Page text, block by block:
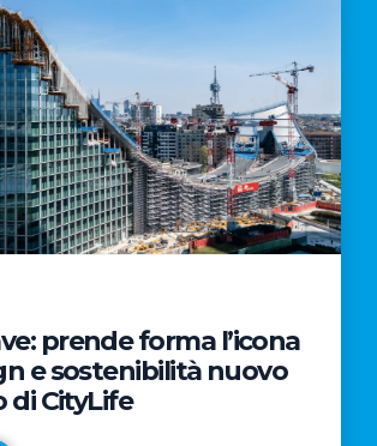
prende forma l’icona
e sostenibilità nuovo
di CityLife
News